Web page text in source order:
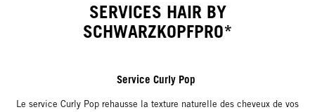
SERVICES HAIR BY
SCHWARZKOPFPRO*
Service Curly Pop
Le service Curly Pop rehausse la texture naturelle des cheveux de vos